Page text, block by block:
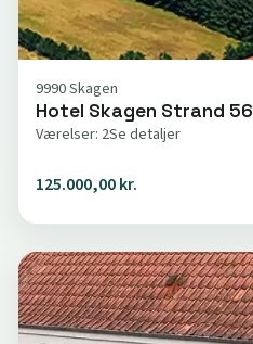
9990 Skagen
Hotel Skagen Strand 56
Værelser: 2Se detaljer
125.000,00 kr.